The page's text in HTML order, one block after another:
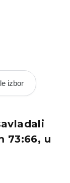
izbor
73:66, u